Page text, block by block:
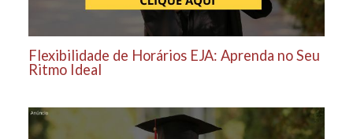
Flexibilidade de Horários EJA: Aprenda no Seu
Ritmo Ideal